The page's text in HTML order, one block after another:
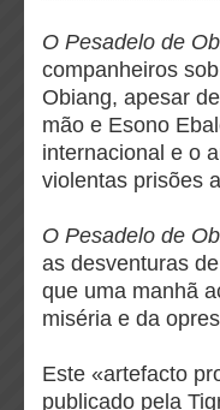
O Pesadelo de
companheiros
Obiang, apesar
mão e Esono
internacional e o
violentas prisões
O Pesadelo de
as desventuras
que uma manhã
miséria e da
Este «artefacto
publicado pela